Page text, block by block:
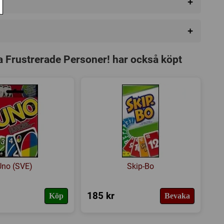
+
Frustrerade Personer! har också köpt
(SVE)
Köp
Skip-Bo
185 kr Bevaka